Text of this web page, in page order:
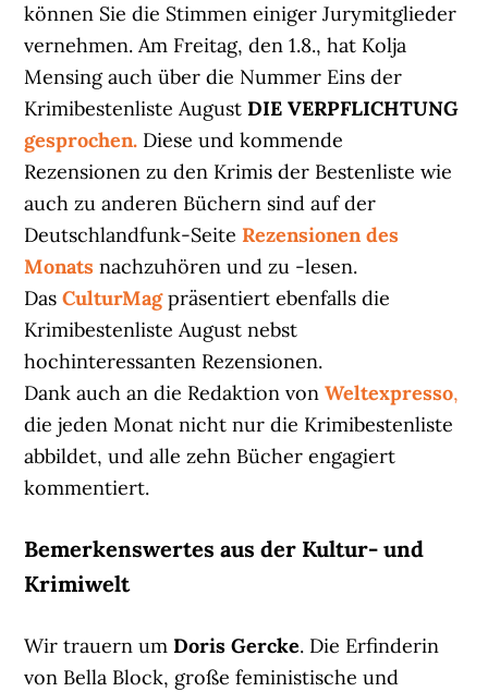
können Sie die Stimmen einiger Jurymitglieder
vernehmen. Am Freitag, den 1.8., hat Kolja
Mensing auch über die Nummer Eins der
Krimibestenliste AugustDIE VERPFLICHTUNG
gesprochen. Diese und kommende
Rezensionen zu den Krimis der Bestenliste wie
auch zu anderen Büchern sind auf der
Deutschlandfunk-Seite Rezensionen des
Monats nachzuhören und zu -lesen.
DasCulturMag präsentiert ebenfalls die
Krimibestenliste August nebst
hochinteressanten Rezensionen.
Dank auch an die Redaktion vonWeltexpresso,
die jeden Monat nicht nur die Krimibestenliste
abbildet, und alle zehn Bücher engagiert
kommentiert.
Bemerkenswertes aus der Kultur- und
Krimiwelt
Wir trauern umDoris Gercke. Die Erfinderin
von Bella Block, große feministische und